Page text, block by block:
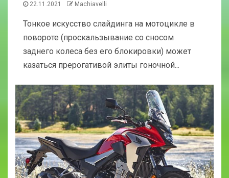
22.11.2021 Machiavelli
Тонкое искусство слайдинга на мотоцикле в
повороте (проскальзывание со сносом
заднего колеса без его блокировки) может
казаться прерогативой элиты гоночной...